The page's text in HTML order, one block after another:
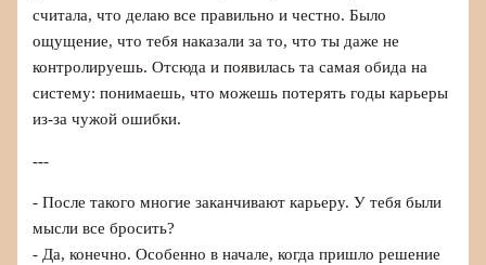
считала, что делаю все правильно и честно. Было
ощущение, что тебя наказали за то, что ты даже не
контролируешь. Отсюда и появилась та самая обида на
систему: понимаешь, что можешь потерять годы карьеры
из-за чужой ошибки.
---
- После такого многие заканчивают карьеру. У тебя были
мысли все бросить?
- Да, конечно. Особенно в начале, когда пришло решение